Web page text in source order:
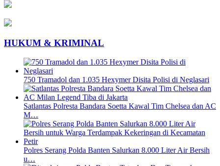
HUKUM & KRIMINAL
750 Tramadol dan 1.035 Hexymer Disita Polisi di Neglasari
Satlantas Polresta Bandara Soetta Kawal Tim Chelsea dan AC
M…
Polres Serang Polda Banten Salurkan 8.000 Liter Air Bersih
u…